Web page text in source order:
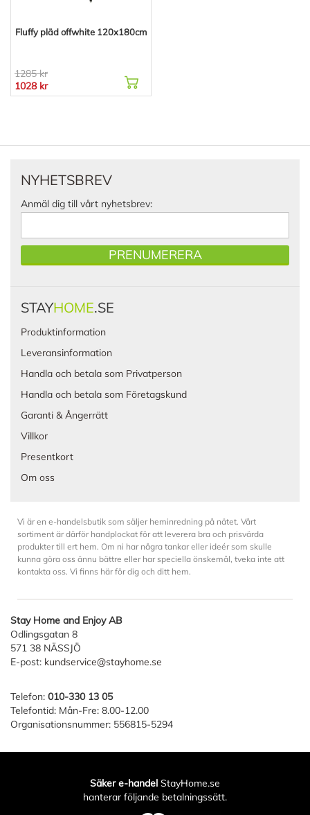
Fluffy pläd offwhite 120x180cm
1285 kr
1028 kr
NYHETSBREV
Anmäl dig till vårt nyhetsbrev:
PRENUMERERA
STAYHOME.SE
Produktinformation
Leveransinformation
Handla och betala som Privatperson
Handla och betala som Företagskund
Garanti & Ångerrätt
Villkor
Presentkort
Om oss
Vi är en e-handelsbutik som säljer heminredning på nätet. Vårt
sortiment är därför handplockat för att leverera bra och prisvärda
produkter till ert hem. Om ni har några tankar eller ideér som skulle
kunna göra oss ännu bättre eller har speciella önskemål, tveka inte att
kontakta oss. Vi finns här för dig och ditt hem.
Stay Home and Enjoy AB
Odlingsgatan 8
571 38 NÄSSJÖ
E-post: kundservice@stayhome.se
Telefon: 010-330 13 05
Telefontid: Mån-Fre: 8.00-12.00
Organisationsnummer: 556815-5294
Säker e-handel StayHome.se
hanterar följande betalningssätt.